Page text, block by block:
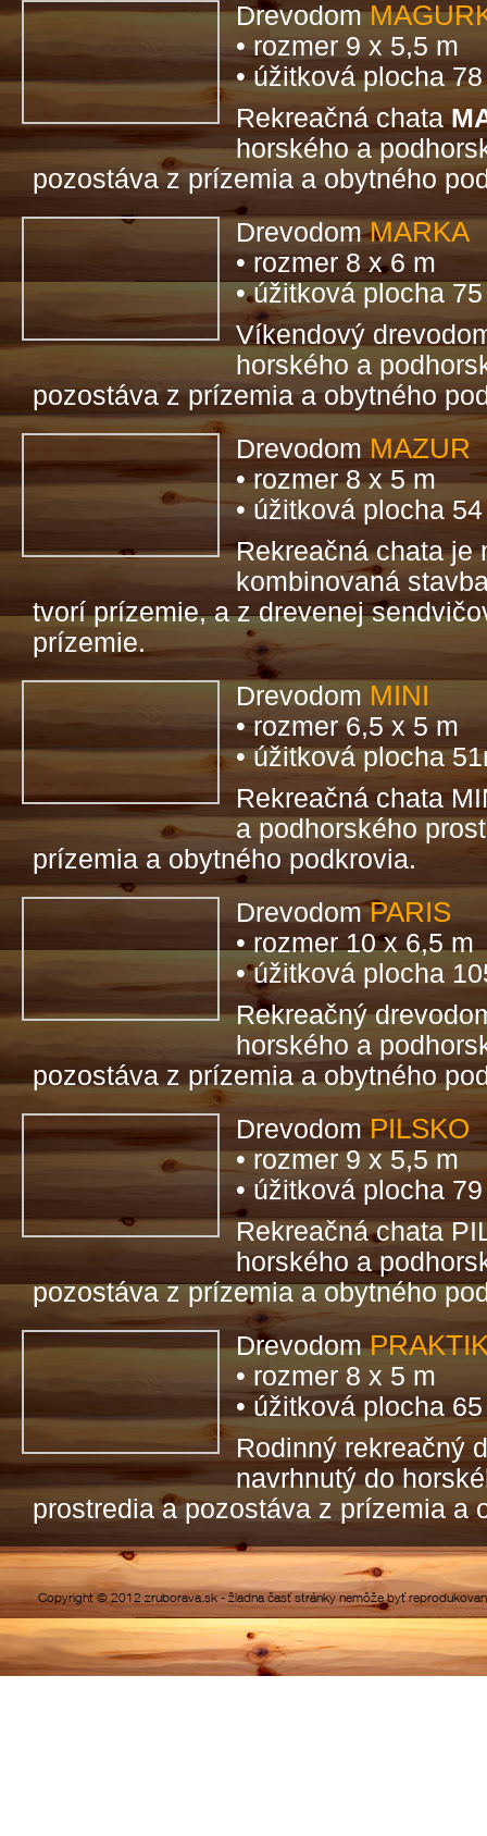
Drevodom
• rozmer 9 x 5,5 m
• úžitková plocha
Rekreačná chata
horského a
pozostáva z prízemia a obytného
DrevodomMARKA
• rozmer 8 x 6 m
• úžitková plocha
Víkendový
horského a
pozostáva z prízemia a obytného
Drevodom MAZUR
• rozmer 8 x 5 m
• úžitková plocha
Rekreačná chata je
kombinovaná
tvorí prízemie, a z drevenej
prízemie.
Drevodom MINI
• rozmer 6,5 x 5 m
• úžitková plocha
Rekreačná chata
a podhorského
prízemia a obytného podkrovia.
DrevodomPARIS
• rozmer 10 x 6,5 m
• úžitková plocha
Rekreačný
horského a
pozostáva z prízemia a obytného
DrevodomPILSKO
• rozmer 9 x 5,5 m
• úžitková plocha
Rekreačná chata
horského a
pozostáva z prízemia a obytného
Drevodom
• rozmer 8 x 5 m
• úžitková plocha
Rodinný rekreačný
navrhnutý do
prostredia a pozostáva z prízemia a
Copyright © 2012 zruborava.sk - žiadna časť stránky nemôže byť